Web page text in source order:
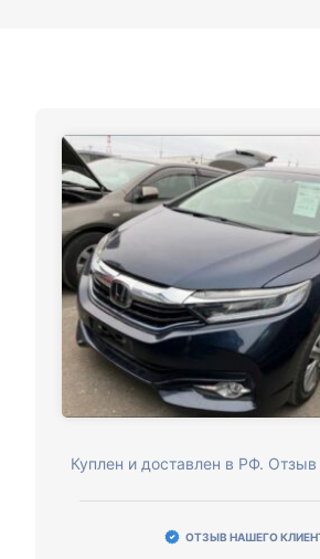
Куплен и доставлен в РФ.
ОТЗЫВ НАШЕГО